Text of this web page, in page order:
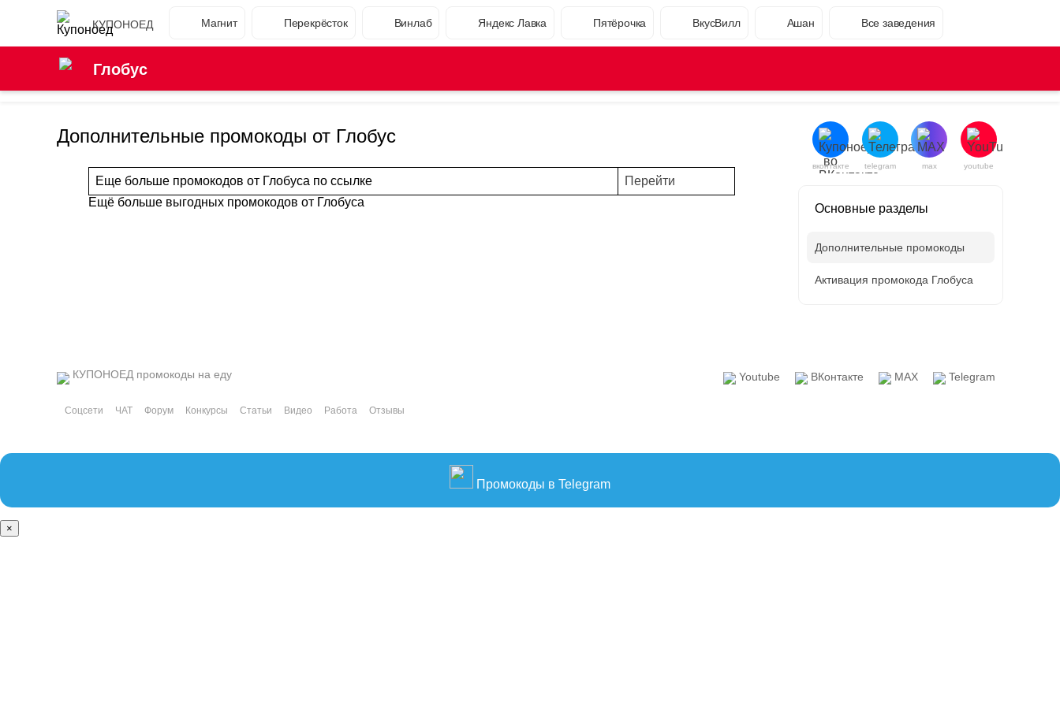
КУПОНОЕД Магнит Перекрёсток Винлаб Яндекс Лавка Пятёрочка ВкусВилл Ашан Все заведения
Глобус
Дополнительные промокоды от Глобус
Еще больше промокодов от Глобуса по ссылке
Перейти
Ещё больше выгодных промокодов от Глобуса
вконтакте telegram max youtube
Основные разделы
Дополнительные промокоды
Активация промокода Глобуса
КУПОНОЕД промокоды на еду Youtube ВКонтакте MAX Telegram
Соцсети ЧАТ Форум Конкурсы Статьи Видео Работа Отзывы
Промокоды в Telegram
×